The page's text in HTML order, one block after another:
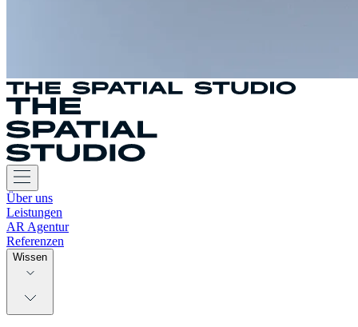
Über uns
Leistungen
AR Agentur
Referenzen
Wissen